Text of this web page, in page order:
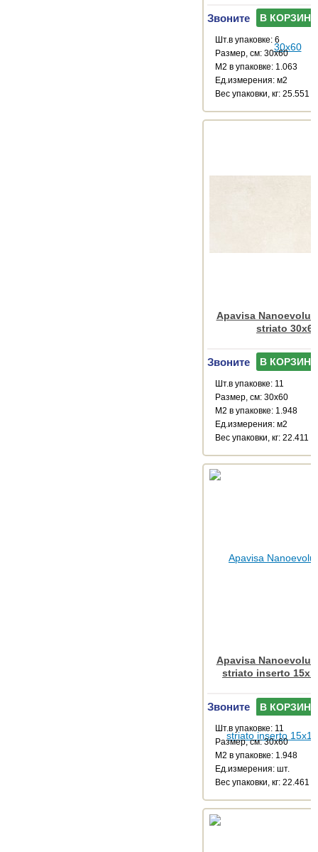
Звоните В КОРЗИНУ
Шт.в упаковке: 6
Размер, см: 30x60
М2 в упаковке: 1.063
Ед.измерения: м2
Веc упаковки, кг: 25.551
Apavisa
striato 30x60
Звоните В КОРЗИНУ
Шт.в упаковке: 11
Размер, см: 30x60
М2 в упаковке: 1.948
Ед.измерения: м2
Веc упаковки, кг: 22.411
Apavisa
striato inserto
Звоните В КОРЗИНУ
Шт.в упаковке: 11
Размер, см: 30x60
М2 в упаковке: 1.948
Ед.измерения: шт.
Веc упаковки, кг: 22.461